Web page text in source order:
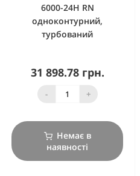
6000-24H RN
одноконтурний,
турбований
31 898.78 грн.
- +
Немає в
наявності